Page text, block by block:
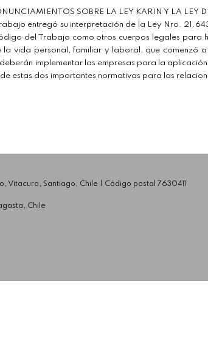
SOBRE LA LEY KARIN Y LA LEY
entregó su interpretación de la Ley Nro.
del Trabajo como otros cuerpos legales
la vida personal, familiar y laboral, que comenzó
implementar las empresas para la aplicación
estas dos importantes normativas para las
Vitacura, Santiago, Chile | Código postal 7630411
Chile